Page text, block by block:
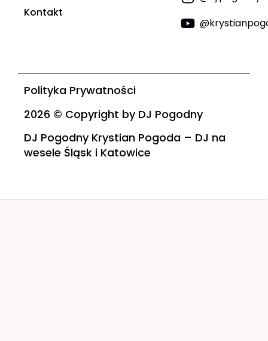
Kontakt
Polityka Prywatności
2026 © Copyright by DJ Pogodny
DJ Pogodny Krystian Pogoda – DJ na
wesele Śląsk i Katowice